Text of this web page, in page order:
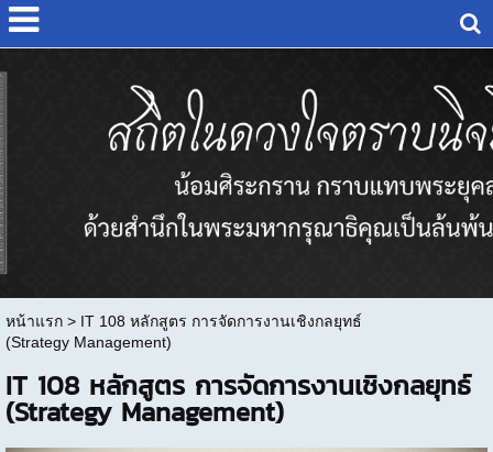
หน้าแรก> IT 108 หลักสูตร การจัดการงานเชิงกลยุทธ์
(Strategy Management)
IT 108 หลักสูตร การจัดการงานเชิงกลยุทธ์
(Strategy Management)